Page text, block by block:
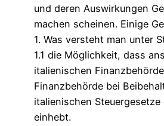
und deren Auswirkungen
machen scheinen. Einige
1. Was versteht man unter
1.1 die Möglichkeit, dass
italienischen
Finanzbehörde bei
italienischen Steuergesetze
einhebt.